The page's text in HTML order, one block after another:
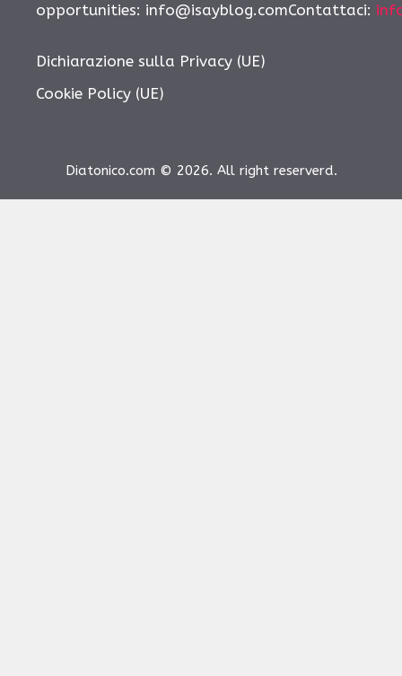
opportunities: info@isayblog.comContattaci:
Dichiarazione sulla Privacy (UE)
Cookie Policy (UE)
Diatonico.com © 2026. All right reserverd.